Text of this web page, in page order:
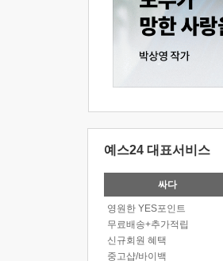
예스24 대표서비스
싸다
영원한 YES포인트
무료배송+추가적립
신규회원 혜택
중고샵/바이백